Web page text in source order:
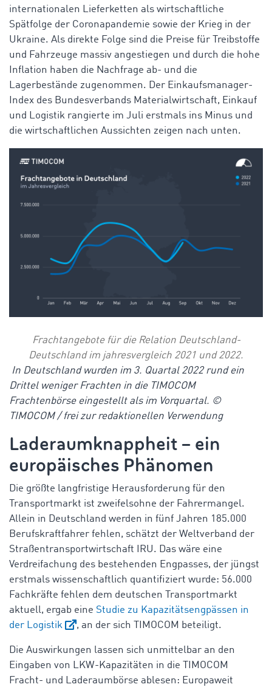
internationalen Lieferketten als wirtschaftliche
Spätfolge der Coronapandemie sowie der Krieg in der
Ukraine. Als direkte Folge sind die Preise für Treibstoffe
und Fahrzeuge massiv angestiegen und durch die hohe
Inflation haben die Nachfrage ab- und die
Lagerbestände zugenommen. Der Einkaufsmanager-
Index des Bundesverbands Materialwirtschaft, Einkauf
und Logistik rangierte im Juli erstmals ins Minus und
die wirtschaftlichen Aussichten zeigen nach unten.
Frachtangebote für die Relation Deutschland-
Deutschland im jahresvergleich 2021 und 2022.
In Deutschland wurden im 3. Quartal 2022 rund ein
Drittel weniger Frachten in die TIMOCOM
Frachtenbörse eingestellt als im Vorquartal. ©
TIMOCOM / frei zur redaktionellen Verwendung
Laderaumknappheit – ein
europäisches Phänomen
Die größte langfristige Herausforderung für den
Transportmarkt ist zweifelsohne der Fahrermangel.
Allein in Deutschland werden in fünf Jahren 185.000
Berufskraftfahrer fehlen, schätzt der Weltverband der
Straßentransportwirtschaft IRU. Das wäre eine
Verdreifachung des bestehenden Engpasses, der jüngst
erstmals wissenschaftlich quantifiziert wurde: 56.000
Fachkräfte fehlen dem deutschen Transportmarkt
aktuell, ergab eine Studie zu Kapazitätsengpässen in
der Logistik
, an der sich TIMOCOM beteiligt.
Die Auswirkungen lassen sich unmittelbar an den
Eingaben von LKW-Kapazitäten in die TIMOCOM
Fracht- und Laderaumbörse ablesen: Europaweit